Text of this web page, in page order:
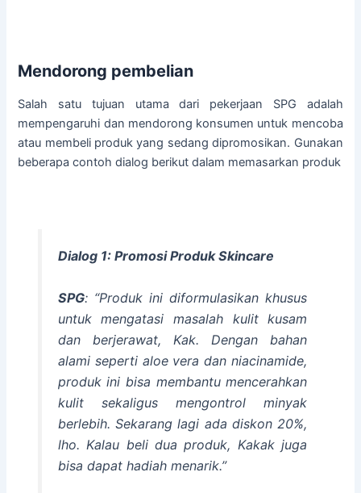
Mendorong pembelian
Salah satu tujuan utama dari pekerjaan SPG adalah
mempengaruhi dan mendorong konsumen untuk mencoba
atau membeli produk yang sedang dipromosikan. Gunakan
beberapa contoh dialog berikut dalam memasarkan produk
Dialog 1: Promosi Produk Skincare
SPG: “Produk ini diformulasikan khusus
untuk mengatasi masalah kulit kusam
dan berjerawat, Kak. Dengan bahan
alami seperti aloe vera dan niacinamide,
produk ini bisa membantu mencerahkan
kulit sekaligus mengontrol minyak
berlebih. Sekarang lagi ada diskon 20%,
lho. Kalau beli dua produk, Kakak juga
bisa dapat hadiah menarik.”